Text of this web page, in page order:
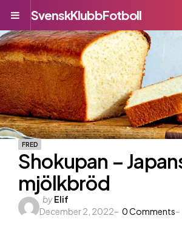
Menu
SvenskKlubbFotboll
FRED
Shokupan –
mjölkbröd
Posted
by
byElif
December 2, 2022
0Comments